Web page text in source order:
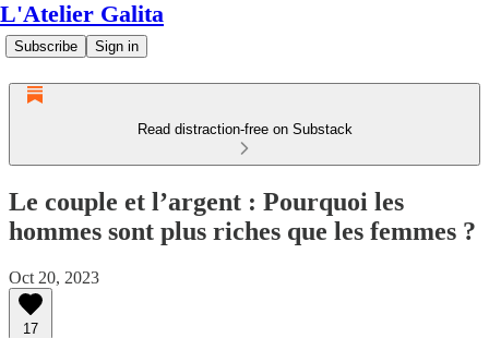
L'Atelier Galita
Subscribe Sign in
Read distraction-free on Substack
Le couple et l’argent : Pourquoi les
hommes sont plus riches que les femmes ?
Oct 20, 2023
17